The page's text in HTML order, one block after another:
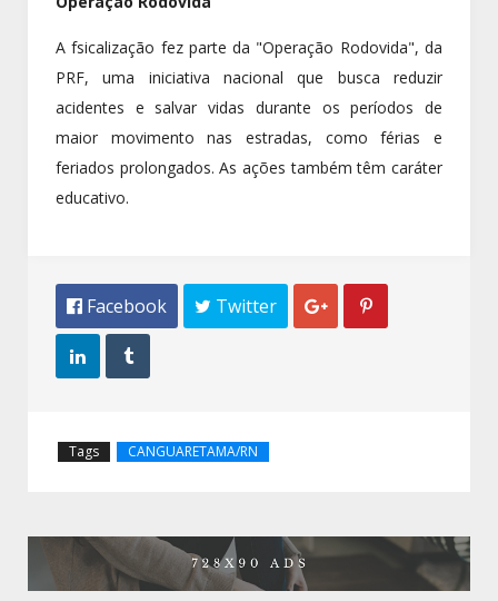
A fsicalização fez parte da "Operação Rodovida", da
PRF, uma iniciativa nacional que busca reduzir
acidentes e salvar vidas durante os períodos de
maior movimento nas estradas, como férias e
feriados prolongados. As ações também têm caráter
educativo.
 Facebook  Twitter  
 
Tags CANGUARETAMA/RN